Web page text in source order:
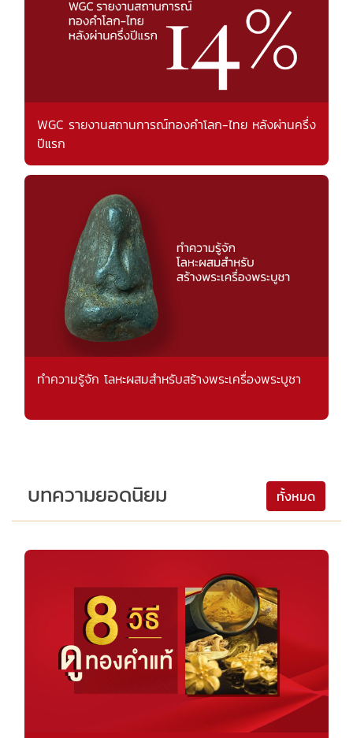
WGC รายงานสถานการณ์ทองคำโลก-ไทย หลังผ่านครึ่ง
ปีแรก
ทำความรู้จัก โลหะผสมสำหรับสร้างพระเครื่องพระบูชา
บทความยอดนิยม ทั้งหมด